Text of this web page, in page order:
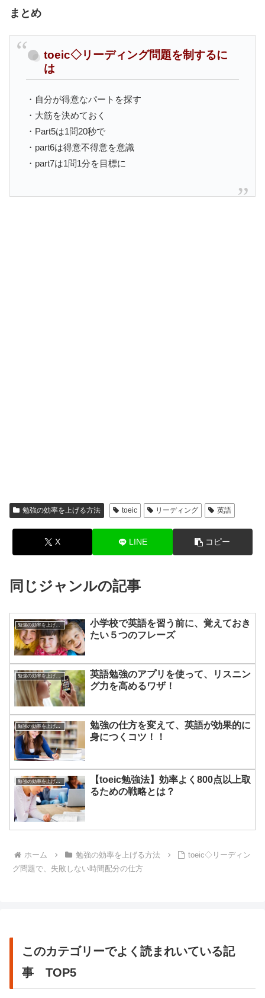
まとめ
toeic◇リーディング問題を制するに
は
・自分が得意なパートを探す
・大筋を決めておく
・Part5は1問20秒で
・part6は得意不得意を意識
・part7は1問1分を目標に
勉強の効率を上げる方法 toeic リーディング 英語
X LINE コピー
同じジャンルの記事
勉強の効率を上げる方法
小学校で英語を習う前に、覚えておき
たい５つのフレーズ
英語勉強のアプリを使って、リスニン
グ力を高めるワザ！
勉強の効率を上げる方法
勉強の仕方を変えて、英語が効果的に
身につくコツ！！
【toeic勉強法】効率よく800点以上取
るための戦略とは？
ホーム 勉強の効率を上げる方法
toeic◇リーディン
グ問題で、失敗しない時間配分の仕方
このカテゴリーでよく読まれいている記
事 TOP5